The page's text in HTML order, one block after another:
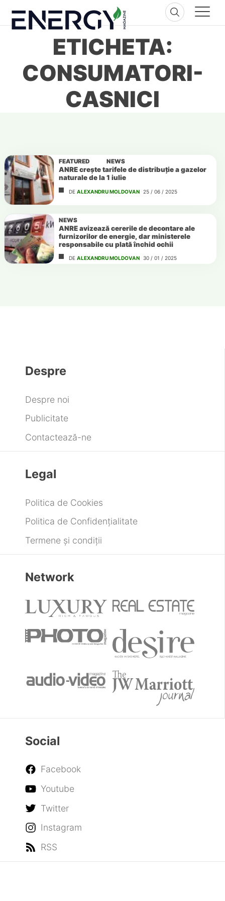
content
ETICHETA:
CONSUMATORI-
CASNICI
FEATURED NEWS
ANRE crește tarifele de distribuție a gazelor
naturale de la 1 iulie
DE ALEXANDRU MOLDOVAN 25 / 06 / 2025
NEWS
ANRE avizează cererile de decontare ale
furnizorilor de energie, dar ministerele
responsabile cu plată închid ochii
DE ALEXANDRU MOLDOVAN 30 / 01 / 2025
Despre
Despre noi
Publicitate
Contactează-ne
Legal
Politica de Cookies
Politica de Confidențialitate
Termene și condiții
Network
Social
Facebook
Youtube
Twitter
Instagram
RSS